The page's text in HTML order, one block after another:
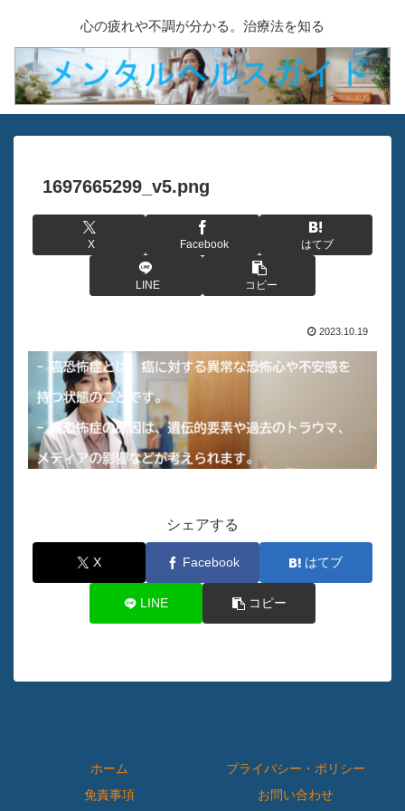
心の疲れや不調が分かる。治療法を知る
1697665299_v5.png
X Facebook はてブ
LINE コピー
2023.10.19
シェアする
X Facebook はてブ
LINE コピー
ホーム
プライバシー・ポリシー
免責事項
お問い合わせ